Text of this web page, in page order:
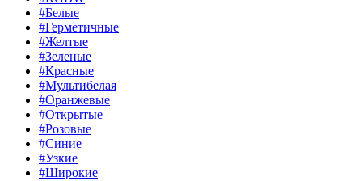
#Белые
#Герметичные
#Желтые
#Зеленые
#Красные
#Мультибелая
#Оранжевые
#Открытые
#Розовые
#Синие
#Узкие
#Широкие